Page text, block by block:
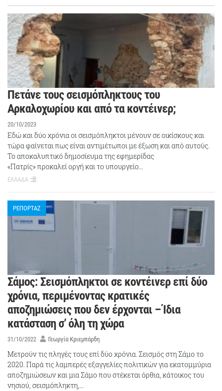
Πετάνε τους σεισμόπληκτους του
Αρκαλοχωρίου και από τα κοντέινερ;
20/10/2023
Εδώ και δύο χρόνια οι σεισμόπληκτοι μένουν σε οικίσκους και
τώρα φαίνεται πως είναι αντιμέτωποι με έξωση και από αυτούς.
Το αποκαλυπτικό δημοσίευμα της εφημερίδας
«Πατρίς» προκαλεί οργή και το υπουργείο…
ΕΛΛΑΔΑ
ΡΕΠΟΡΤΑΖ
Σάμος: Σεισμόπληκτοι σε κοντέινερ επί δύο
χρόνια, περιμένοντας κρατικές
αποζημιώσεις που δεν έρχονται – Ίδια
κατάσταση σ’ όλη τη χώρα
31/10/2022 Γεωργία Κριεμπάρδη
Μετρούν τις πληγές τους επί δύο χρόνια. Σεισμός στη Σάμο το
2020. Παρά τις λαμπερές εξαγγελίες πολιτικών για εκατομμύρια
αποζημιώσεων και μια Σάμο που στέκεται όρθια, κάτοικος του
νησιού, σεισμόπληκτη,…